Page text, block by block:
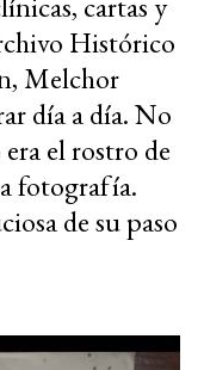
Histórico
Melchor
día a día. No
el rostro de
fotografía.
de su paso